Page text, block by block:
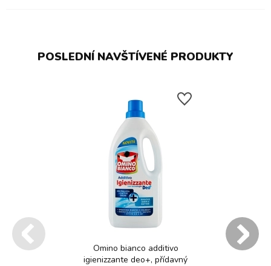
POSLEDNÍ NAVŠTÍVENÉ PRODUKTY
Omino bianco additivo
igienizzante deo+, přídavný